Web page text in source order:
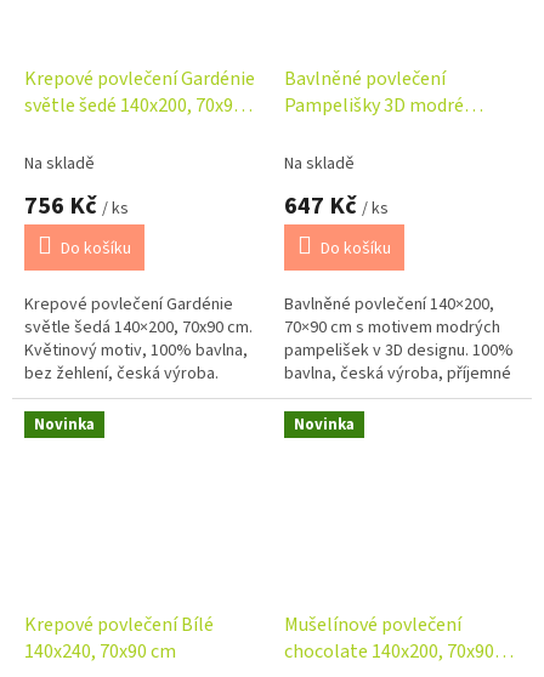
Krepové povlečení Gardénie
světle šedé 140x200, 70x90
Na skladě
756 Kč / ks
Do košíku
Krepové povlečení Gardénie
světle šedá 140×200, 70x90 cm.
Květinový motiv, 100% bavlna,
bez žehlení, česká výroba.
Bavlněné povlečení
Pampelišky 3D modré
Na skladě
647 Kč / ks
Do košíku
Bavlněné povlečení 140×200,
70×90 cm s motivem modrých
pampelišek v 3D designu. 100%
bavlna, česká výroba, příjemné
na dotek a elegantní vzhled.
Novinka
Krepové povlečení Bílé
140x240, 70x90 cm
Novinka
Mušelínové povlečení
chocolate 140x200, 70x90